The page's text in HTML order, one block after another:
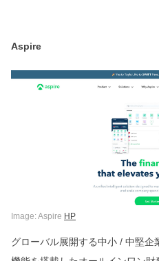
Aspire
Image: Aspire HP
グローバル展開する中小 / 中堅